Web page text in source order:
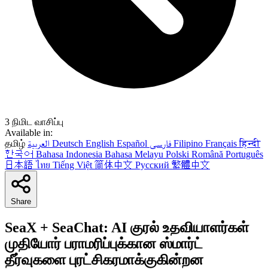
3 நிமிட வாசிப்பு
Available in:
தமிழ்
Deutsch English Español Filipino Françaisहिन्दी
한국어 Bahasa Indonesia Bahasa Melayu Polski Română Português
日本語 ไทย Tiếng Việt 简体中文 Русский 繁體中文
Share
SeaX + SeaChat: AI குரல் உதவியாளர்கள்
முதியோர் பராமரிப்புக்கான ஸ்மார்ட்
தீர்வுகளை புரட்சிகரமாக்குகின்றன